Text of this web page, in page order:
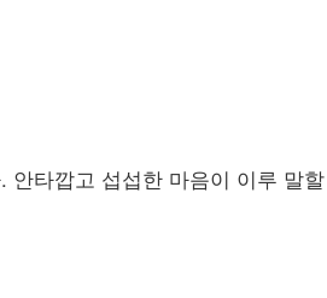
안타깝고 섭섭한 마음이 이루 말할